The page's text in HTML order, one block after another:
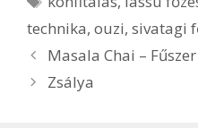
technika, ouzi, sivatagi
Bejegyzés
navigáció
Masala Chai –
Zsálya